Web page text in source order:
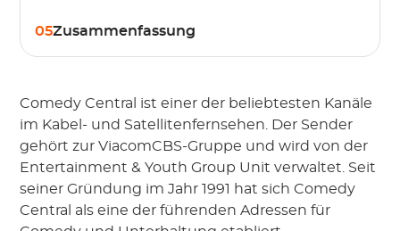
05Zusammenfassung
Comedy Central ist einer der beliebtesten Kanäle
im Kabel- und Satellitenfernsehen. Der Sender
gehört zur ViacomCBS-Gruppe und wird von der
Entertainment & Youth Group Unit verwaltet. Seit
seiner Gründung im Jahr 1991 hat sich Comedy
Central als eine der führenden Adressen für